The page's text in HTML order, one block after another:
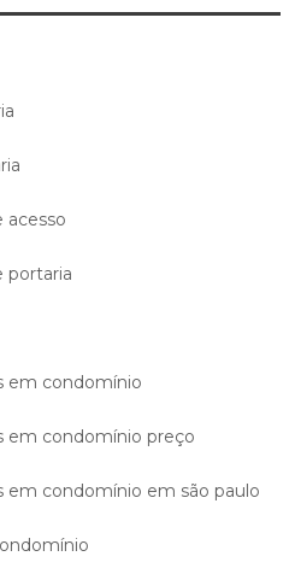
acesso
portaria
em condomínio
em condomínio preço
em condomínio em são paulo